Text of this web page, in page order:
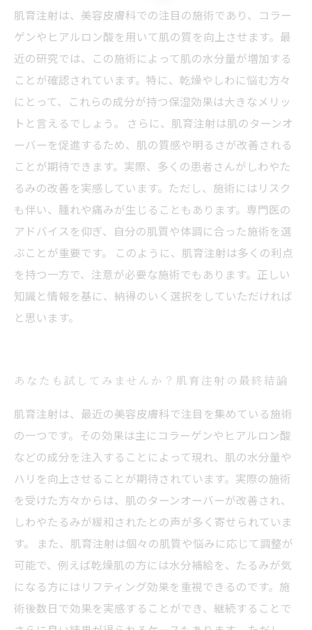
肌育注射は、美容皮膚科での注目の施術であり、コラー
ゲンやヒアルロン酸を用いて肌の質を向上させます。最
近の研究では、この施術によって肌の水分量が増加する
ことが確認されています。特に、乾燥やしわに悩む方々
にとって、これらの成分が持つ保湿効果は大きなメリッ
トと言えるでしょう。 さらに、肌育注射は肌のターンオ
ーバーを促進するため、肌の質感や明るさが改善される
ことが期待できます。実際、多くの患者さんがしわやた
るみの改善を実感しています。ただし、施術にはリスク
も伴い、腫れや痛みが生じることもあります。専門医の
アドバイスを仰ぎ、自分の肌質や体調に合った施術を選
ぶことが重要です。 このように、肌育注射は多くの利点
を持つ一方で、注意が必要な施術でもあります。正しい
知識と情報を基に、納得のいく選択をしていただければ
と思います。
あなたも試してみませんか？肌育注射の最終結論
肌育注射は、最近の美容皮膚科で注目を集めている施術
の一つです。その効果は主にコラーゲンやヒアルロン酸
などの成分を注入することによって現れ、肌の水分量や
ハリを向上させることが期待されています。実際の施術
を受けた方々からは、肌のターンオーバーが改善され、
しわやたるみが緩和されたとの声が多く寄せられていま
す。 また、肌育注射は個々の肌質や悩みに応じて調整が
可能で、例えば乾燥肌の方には水分補給を、たるみが気
になる方にはリフティング効果を重視できるのです。施
術後数日で効果を実感することができ、継続することで